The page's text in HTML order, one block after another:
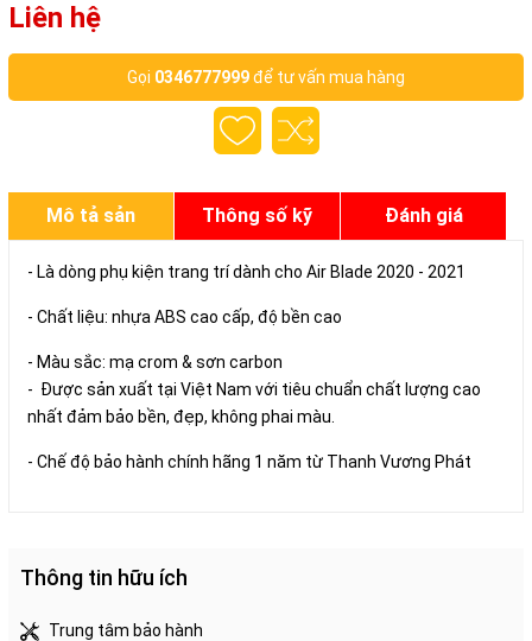
Liên hệ
Gọi 0346777999để tư vấn mua hàng
Mô tả sản
phẩm
Thông số kỹ
thuật
Đánh giá
- Là dòng phụ kiện trang trí dành cho Air Blade 2020 - 2021
- Chất liệu: nhựa ABS cao cấp, độ bền cao
- Màu sắc: mạ crom & sơn carbon
- Được sản xuất tại Việt Nam với tiêu chuẩn chất lượng cao
nhất đảm bảo bền, đẹp, không phai màu.
- Chế độ bảo hành chính hãng 1 năm từ Thanh Vương Phát
Thông tin hữu ích
Trung tâm bảo hành